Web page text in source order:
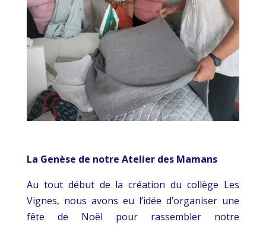
La Genèse de notre Atelier des Mamans
Au tout début de la création du collège Les
Vignes, nous avons eu l’idée d’organiser une
fête de Noël pour rassembler notre